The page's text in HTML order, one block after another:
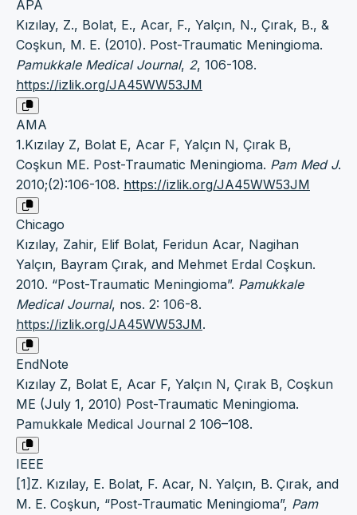
APA
Kızılay, Z., Bolat, E., Acar, F., Yalçın, N., Çırak, B., &
Coşkun, M. E. (2010). Post-Traumatic Meningioma.
Pamukkale Medical Journal, 2, 106-108.
https://izlik.org/JA45WW53JM
AMA
1.Kızılay Z, Bolat E, Acar F, Yalçın N, Çırak B,
Coşkun ME. Post-Traumatic Meningioma. Pam Med J.
2010;(2):106-108. https://izlik.org/JA45WW53JM
Chicago
Kızılay, Zahir, Elif Bolat, Feridun Acar, Nagihan
Yalçın, Bayram Çırak, and Mehmet Erdal Coşkun.
2010. “Post-Traumatic Meningioma”. Pamukkale
Medical Journal, nos. 2: 106-8.
https://izlik.org/JA45WW53JM.
EndNote
Kızılay Z, Bolat E, Acar F, Yalçın N, Çırak B, Coşkun
ME (July 1, 2010) Post-Traumatic Meningioma.
Pamukkale Medical Journal 2 106–108.
IEEE
[1]Z. Kızılay, E. Bolat, F. Acar, N. Yalçın, B. Çırak, and
M. E. Coşkun, “Post-Traumatic Meningioma”, Pam